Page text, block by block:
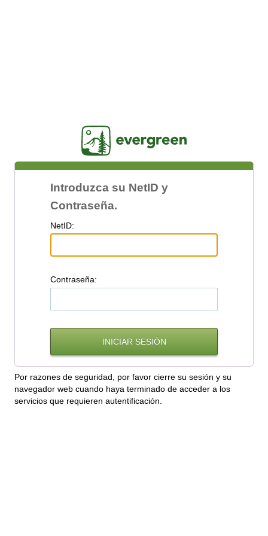
Introduzca su NetID y
Contraseña.
NetID:
Contraseña:
Por razones de seguridad, por favor cierre su sesión y su
navegador web cuando haya terminado de acceder a los
servicios que requieren autentificación.